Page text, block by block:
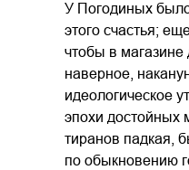
У Погодиных было
этого счастья;
чтобы в магазине
наверное,
идеологическое
эпохи достойных
тиранов падкая,
по обыкновению